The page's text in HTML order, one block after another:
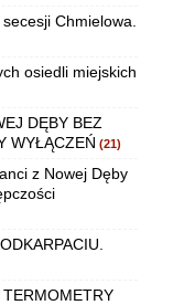
Chmielowa.
osiedli miejskich
DĘBY BEZ
WYŁĄCZEŃ (21)
z Nowej Dęby
TERMOMETRY